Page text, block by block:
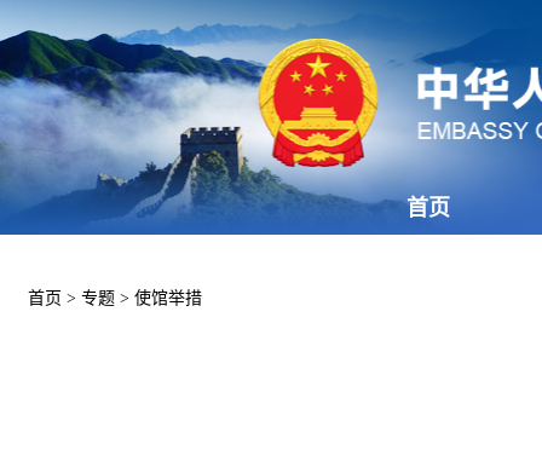
首页
首页 > 专题 > 使馆举措